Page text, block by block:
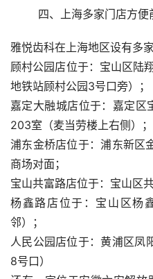
四、上海多家门店方便
雅悦齿科在上海地区设有多
顾村公园店位于：宝山区陆
地铁站顾村公园3号口旁）；
嘉定大融城店位于：嘉定
203室（麦当劳楼上右侧）；
浦东金桥店位于：浦东新区
商场对面；
宝山共富路店位于：宝山区
杨鑫路店位于：宝山区杨
邻）；
人民公园店位于：黄浦区凤
8号口）